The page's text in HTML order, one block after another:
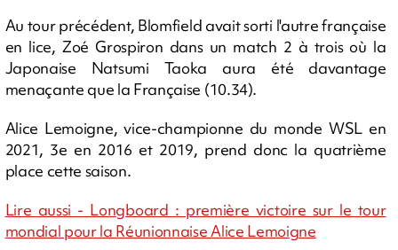
Au tour précédent, Blomfield avait sorti l'autre française
en lice, Zoé Grospiron dans un match 2 à trois où la
Japonaise Natsumi Taoka aura été davantage
menaçante que la Française (10.34).
Alice Lemoigne, vice-championne du monde WSL en
2021, 3e en 2016 et 2019, prend donc la quatrième
place cette saison.
Lire aussi - Longboard : première victoire sur le tour
mondial pour la Réunionnaise Alice Lemoigne